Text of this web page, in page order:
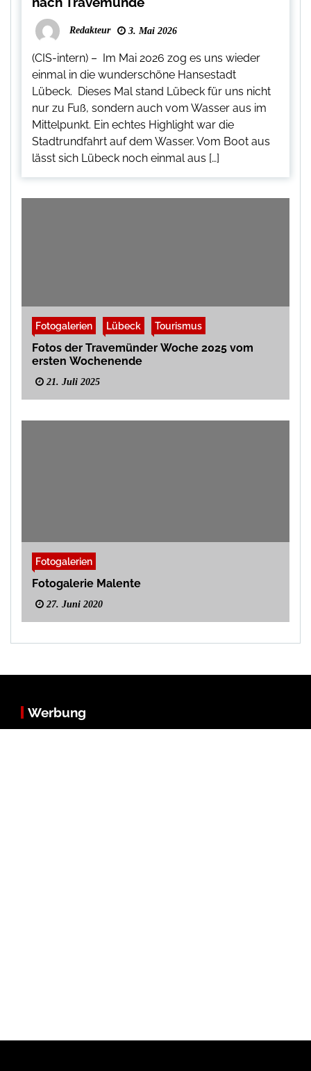
Redakteur 3. Mai 2026
(CIS-intern) – Im Mai 2026 zog es uns wieder
einmal in die wunderschöne Hansestadt
Lübeck. Dieses Mal stand Lübeck für uns nicht
nur zu Fuß, sondern auch vom Wasser aus im
Mittelpunkt. Ein echtes Highlight war die
Stadtrundfahrt auf dem Wasser. Vom Boot aus
lässt sich Lübeck noch einmal aus […]
Fotogalerien Lübeck Tourismus
Fotos der Travemünder Woche 2025 vom
ersten Wochenende
21. Juli 2025
Fotogalerien
Fotogalerie Malente
27. Juni 2020
Werbung